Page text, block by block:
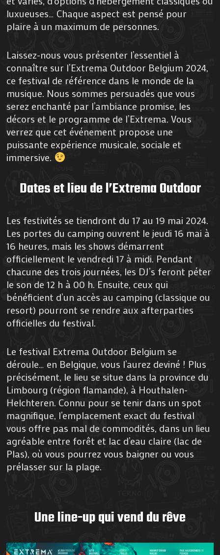
luxueuses… Chaque aspect est pensé pour
plaire à un maximum de personnes.
Laissez-nous vous présenter l’essentiel à
connaître sur l’Extrema Outdoor Belgium 2024,
ce festival de référence dans le monde de la
musique. Nous sommes persuadés que vous
serez enchanté par l’ambiance promise, les
décors et le programme de l’Extrema. Vous
verrez que cet événement propose une
puissante expérience musicale, sociale et
immersive.
Dates et lieu de l’Extrema Outdoor
Les festivités se tiendront du 17 au 19 mai 2024.
Les portes du camping ouvrent le jeudi 16 mai à
16 heures, mais les shows démarrent
officiellement le vendredi 17 à midi. Pendant
chacune des trois journées, les DJ’s feront péter
le son de 12 h à 00 h. Ensuite, ceux qui
bénéficient d’un accès au camping (classique ou
resort) pourront se rendre aux afterparties
officielles du festival.
Le festival Extrema Outdoor Belgium se
déroule… en Belgique, vous l’aurez deviné ! Plus
précisément, le lieu se situe dans la province du
Limbourg (région flamande), à Houthalen-
Helchteren. Connu pour se tenir dans un spot
magnifique, l’emplacement exact du festival
vous offre pas mal de commodités, dans un lieu
agréable entre forêt et lac d’eau claire (lac de
Plas), où vous pourrez vous baigner ou vous
prélasser sur la plage.
Une line-up qui vend du rêve